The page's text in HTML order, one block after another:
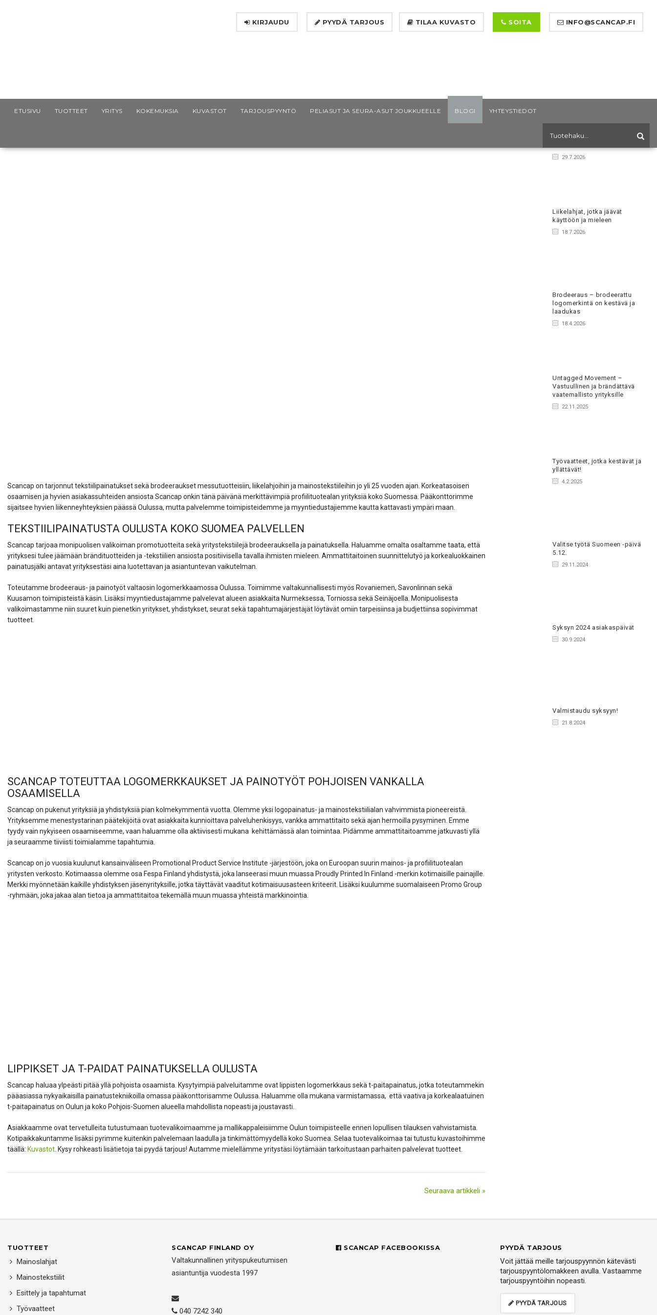
INFO@SCANCAP.FI
SOITA
PYYDÄ TARJOUS TILAA KUVASTO
KIRJAUDU
ETUSIVU TUOTTEET YRITYS KOKEMUKSIA KUVASTOT TARJOUSPYYNTÖ PELIASUT JA SEURA-ASUT JOUKKUEELLE BLOGI YHTEYSTIEDOT
Scancap on tarjonnut tekstiilipainatukset sekä brodeeraukset messutuotteisiin, liikelahjoihin ja mainostekstiileihin jo yli 25 vuoden ajan. Korkeatasoisen
osaamisen ja hyvien asiakassuhteiden ansiosta Scancap onkin tänä päivänä merkittävimpiä profiilituotealan yrityksiä koko Suomessa. Pääkonttorimme
sijaitsee hyvien liikenneyhteyksien päässä Oulussa, mutta palvelemme toimipisteidemme ja myyntiedustajiemme kautta kattavasti ympäri maan.
TEKSTIILIPAINATUSTA OULUSTA KOKO SUOMEA PALVELLEN
Scancap tarjoaa monipuolisen valikoiman promotuotteita sekä yritystekstiilejä brodeerauksella ja painatuksella. Haluamme omalta osaltamme taata, että
yrityksesi tulee jäämään brändituotteiden ja -tekstiilien ansiosta positiivisella tavalla ihmisten mieleen. Ammattitaitoinen suunnittelutyö ja korkealuokkainen
painatusjälki antavat yrityksestäsi aina luotettavan ja asiantuntevan vaikutelman.
Toteutamme brodeeraus- ja painotyöt valtaosin logomerkkaamossa Oulussa. Toimimme valtakunnallisesti myös Rovaniemen, Savonlinnan sekä
Kuusamon toimipisteistä käsin. Lisäksi myyntiedustajamme palvelevat alueen asiakkaita Nurmeksessa, Torniossa sekä Seinäjoella. Monipuolisesta
valikoimastamme niin suuret kuin pienetkin yritykset, yhdistykset, seurat sekä tapahtumajärjestäjät löytävät omiin tarpeisiinsa ja budjettiinsa sopivimmat
tuotteet.
SCANCAP TOTEUTTAA LOGOMERKKAUKSET JA PAINOTYÖT POHJOISEN VANKALLA
OSAAMISELLA
Scancap on pukenut yrityksiä ja yhdistyksiä pian kolmekymmentä vuotta. Olemme yksi logopainatus- ja mainostekstiilialan vahvimmista pioneereistä.
Yrityksemme menestystarinan päätekijöitä ovat asiakkaita kunnioittava palveluhenkisyys, vankka ammattitaito sekä ajan hermoilla pysyminen. Emme
tyydy vain nykyiseen osaamiseemme, vaan haluamme olla aktiivisesti mukana kehittämässä alan toimintaa. Pidämme ammattitaitoamme jatkuvasti yllä
ja seuraamme tiiviisti toimialamme tapahtumia.
Scancap on jo vuosia kuulunut kansainväliseen Promotional Product Service Institute -järjestöön, joka on Euroopan suurin mainos- ja profiilituotealan
yritysten verkosto. Kotimaassa olemme osa Fespa Finland yhdistystä, joka lanseerasi muun muassa Proudly Printed In Finland -merkin kotimaisille painajille.
Merkki myönnetään kaikille yhdistyksen jäsenyrityksille, jotka täyttävät vaaditut kotimaisuusasteen kriteerit. Lisäksi kuulumme suomalaiseen Promo Group
-ryhmään, joka jakaa alan tietoa ja ammattitaitoa tekemällä muun muassa yhteistä markkinointia.
LIPPIKSET JA T-PAIDAT PAINATUKSELLA OULUSTA
Scancap haluaa ylpeästi pitää yllä pohjoista osaamista. Kysytyimpiä palveluitamme ovat lippisten logomerkkaus sekä t-paitapainatus, jotka toteutammekin
pääasiassa nykyaikaisilla painatustekniikoilla omassa pääkonttorisamme Oulussa. Haluamme olla mukana varmistamassa, että vaativa ja korkealaatuinen
t-paitapainatus on Oulun ja koko Pohjois-Suomen alueella mahdollista nopeasti ja joustavasti.
Asiakkaamme ovat tervetulleita tutustumaan tuotevalikoimaamme ja mallikappaleisiimme Oulun toimipisteelle ennen lopullisen tilauksen vahvistamista.
Kotipaikkakuntamme lisäksi pyrimme kuitenkin palvelemaan laadulla ja tinkimättömyydellä koko Suomea. Selaa tuotevalikoimaa tai tutustu kuvastoihimme
täällä: Kuvastot. Kysy rohkeasti lisätietoja tai pyydä tarjous! Autamme mielellämme yritystäsi löytämään tarkoitustaan parhaiten palvelevat tuotteet.
Seuraava artikkeli »
messuhenkilöstölle, jotka
29.7.2026
Liikelahjat, jotka jäävät
käyttöön ja mieleen
18.7.2026
Brodeeraus – brodeerattu
logomerkintä on kestävä ja
laadukas
18.4.2026
Untagged Movement –
Vastuullinen ja brändättävä
vaatemallisto yrityksille
22.11.2025
Työvaatteet, jotka kestävät ja
yllättävät!
4.2.2025
Valitse työtä Suomeen -päivä
5.12.
29.11.2024
Syksyn 2024 asiakaspäivät
30.9.2024
Valmistaudu syksyyn!
21.8.2024
TUOTTEET
Mainoslahjat
Mainostekstiilit
Esittely ja tapahtumat
Työvaatteet
SCANCAP FINLAND OY
Valtakunnallinen yrityspukeutumisen
asiantuntija vuodesta 1997
040 7242 340
SCANCAP FACEBOOKISSA PYYDÄ TARJOUS
Voit jättää meille tarjouspyynnön kätevästi
tarjouspyyntölomakkeen avulla. Vastaamme
tarjouspyyntöihin nopeasti.
PYYDÄ TARJOUS